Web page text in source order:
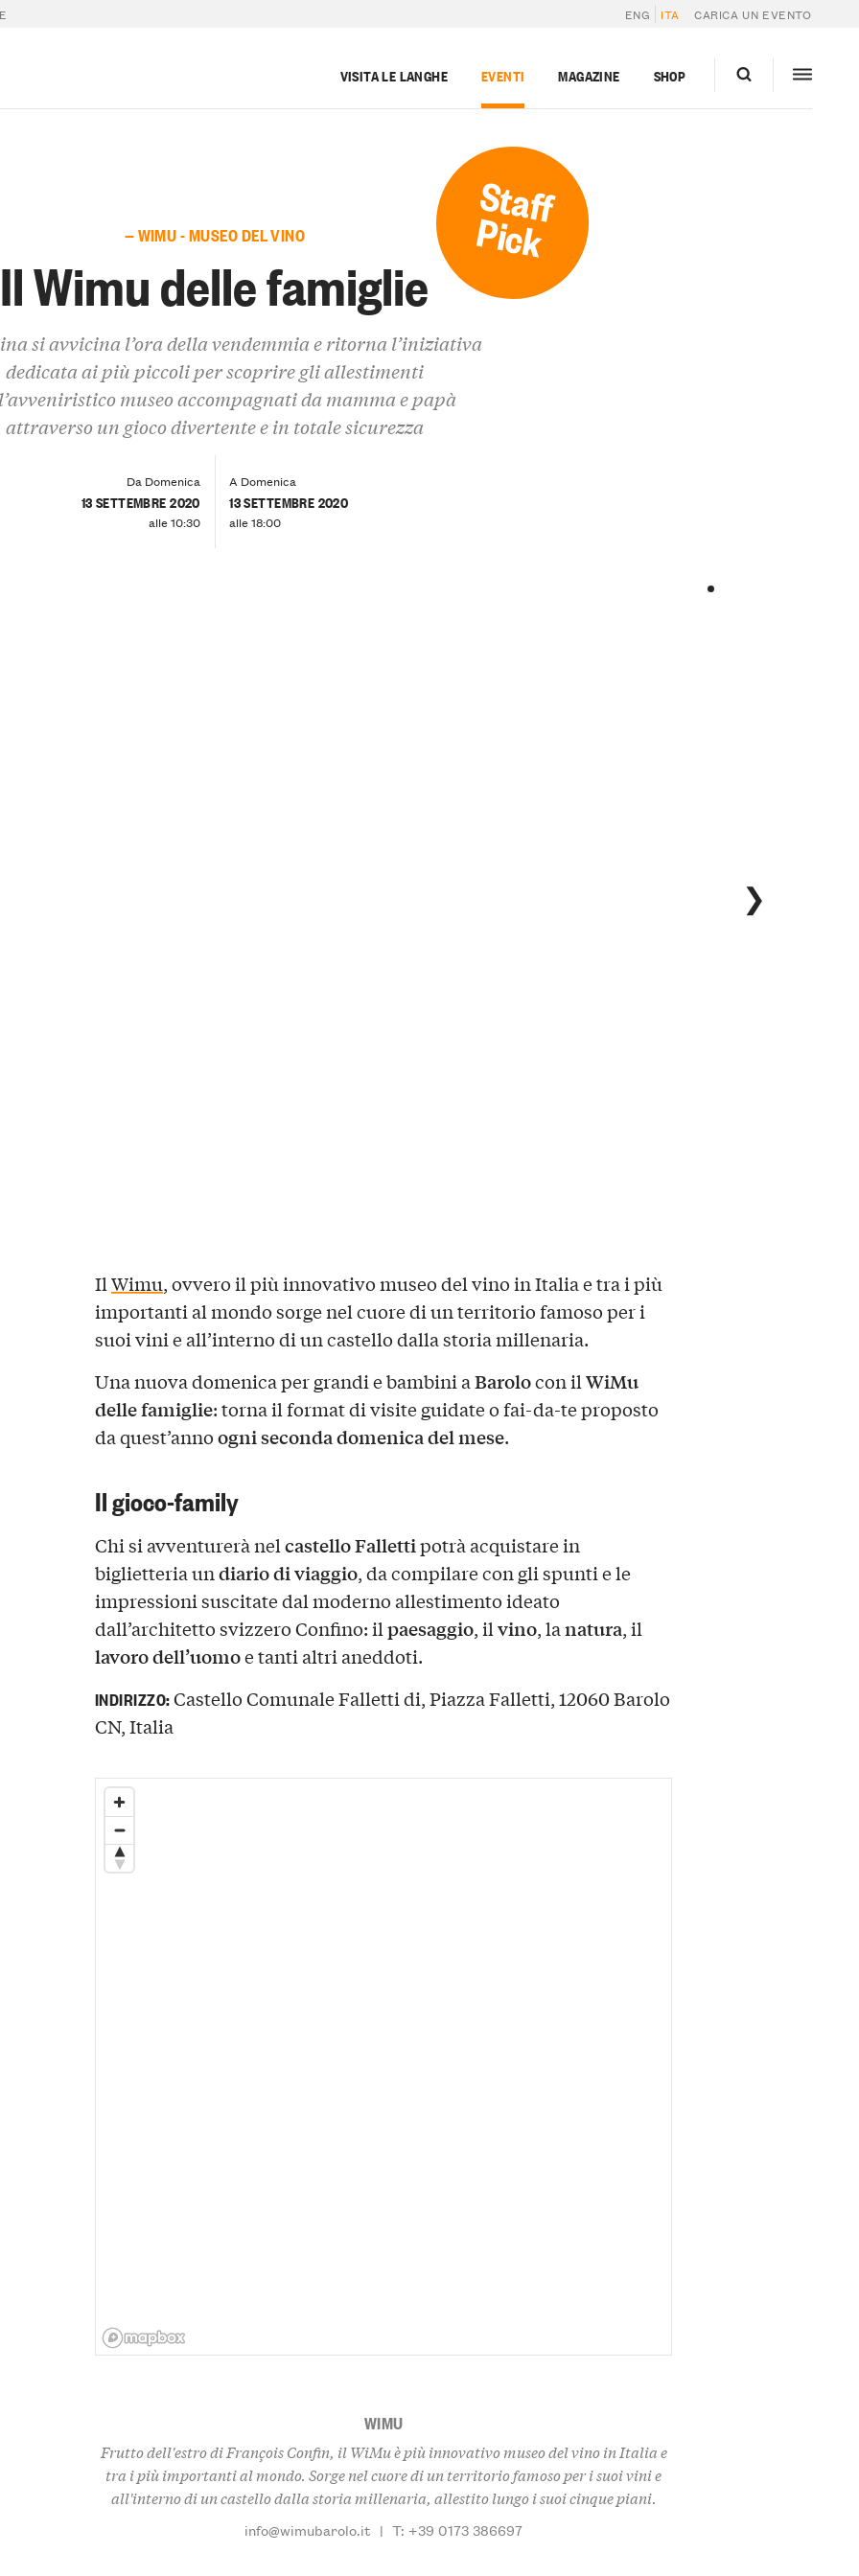
ENG ITA CARICA UN EVENTO
VISITA LE LANGHE EVENTI MAGAZINE SHOP
Staff
Pick
— WIMU - MUSEO DEL VINO
Il Wimu delle famiglie
si avvicina l’ora della vendemmia e ritorna l’iniziativa
dedicata ai più piccoli per scoprire gli allestimenti
museo accompagnati da mamma e papà
attraverso un gioco divertente e in totale sicurezza
Da Domenica
13 SETTEMBRE 2020
alle 10:30
A Domenica
13 SETTEMBRE 2020
alle 18:00
❯
IlWimu, ovvero il più innovativo museo del vino in Italia e tra i più
importanti al mondo sorge nel cuore di un territorio famoso per i
suoi vini e all’interno di un castello dalla storia millenaria.
Una nuova domenica per grandi e bambini aBarolocon ilWiMu
delle famiglie:torna il format di visite guidate o fai-da-te proposto
da quest’annoogni seconda domenica del mese.
Il gioco-family
Chi si avventurerà nelcastello Fallettipotrà acquistare in
biglietteria undiario di viaggio, da compilare con gli spunti e le
impressioni suscitate dal moderno allestimento ideato
dall’architetto svizzero Confino: ilpaesaggio, ilvino, lanatura, il
lavoro dell’uomoe tanti altri aneddoti.
INDIRIZZO:Castello Comunale Falletti di, Piazza Falletti, 12060 Barolo
CN, Italia
WIMU
Frutto dell'estro di François Confin, il WiMu è più innovativo museo del vino in Italia e
tra i più importanti al mondo. Sorge nel cuore di un territorio famoso per i suoi vini e
all'interno di un castello dalla storia millenaria, allestito lungo i suoi cinque piani.
info@wimubarolo.it | T: +39 0173 386697